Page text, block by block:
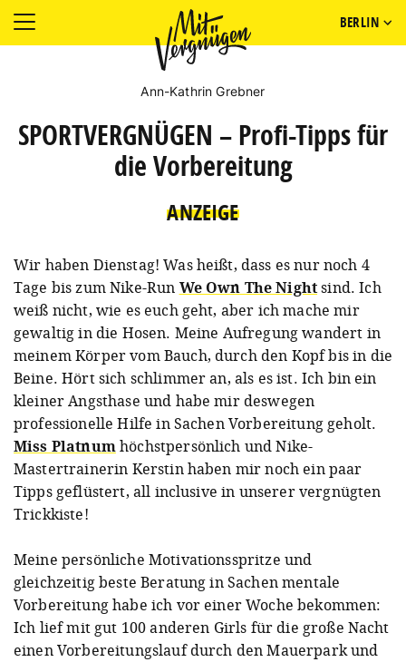
BERLIN
Ann-Kathrin Grebner
SPORTVERGNÜGEN – Profi-Tipps für
die Vorbereitung
ANZEIGE
Wir haben Dienstag! Was heißt, dass es nur noch 4
Tage bis zum Nike-Run We Own The Nightsind. Ich
weiß nicht, wie es euch geht, aber ich mache mir
gewaltig in die Hosen. Meine Aufregung wandert in
meinem Körper vom Bauch, durch den Kopf bis in die
Beine. Hört sich schlimmer an, als es ist. Ich bin ein
kleiner Angsthase und habe mir deswegen
professionelle Hilfe in Sachen Vorbereitung geholt.
Miss Platnumhöchstpersönlich und Nike-
Mastertrainerin Kerstin haben mir noch ein paar
Tipps geflüstert, all inclusive in unserer vergnügten
Trickkiste!
Meine persönliche Motivationsspritze und
gleichzeitig beste Beratung in Sachen mentale
Vorbereitung habe ich vor einer Woche bekommen:
Ich lief mit gut 100 anderen Girls für die große Nacht
einen Vorbereitungslauf durch den Mauerpark und